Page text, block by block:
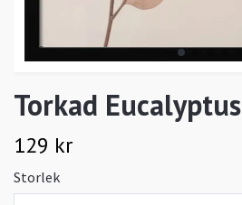
Torkad Eucalyptus
129 kr
Storlek